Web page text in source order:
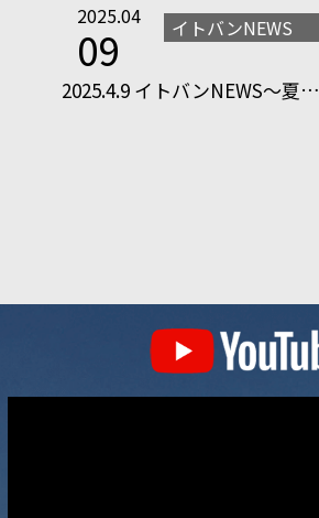
2025.04
09 イトバンNEWS
2025.4.9 イトバンNEWS～夏…